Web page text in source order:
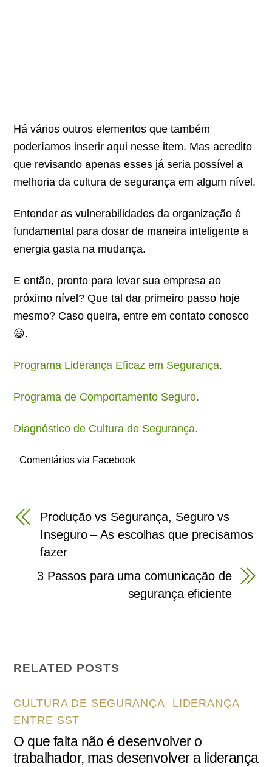
Há vários outros elementos que também
poderíamos inserir aqui nesse item. Mas acredito
que revisando apenas esses já seria possível a
melhoria da cultura de segurança em algum nível.
Entender as vulnerabilidades da organização é
fundamental para dosar de maneira inteligente a
energia gasta na mudança.
E então, pronto para levar sua empresa ao
próximo nível? Que tal dar primeiro passo hoje
mesmo? Caso queira, entre em contato conosco
😃.
Programa Liderança Eficaz em Segurança.
Programa de Comportamento Seguro.
Diagnóstico de Cultura de Segurança.
Comentários via Facebook
Produção vs Segurança, Seguro vs
Inseguro – As escolhas que precisamos
fazer
3 Passos para uma comunicação de
segurança eficiente
RELATED POSTS
CULTURA DE SEGURANÇA
LIDERANÇA
ENTRE SST
O que falta não é desenvolver o
trabalhador, mas desenvolver a liderança